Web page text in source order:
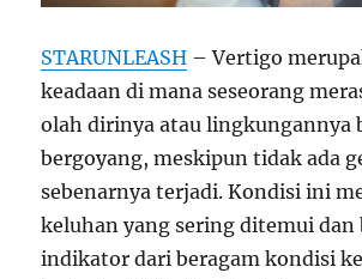
STARUNLEASH – Vertigo
keadaan di mana seseorang
olah dirinya atau lingkungannya
bergoyang, meskipun tidak ada
sebenarnya terjadi. Kondisi ini
keluhan yang sering ditemui dan
indikator dari beragam kondisi